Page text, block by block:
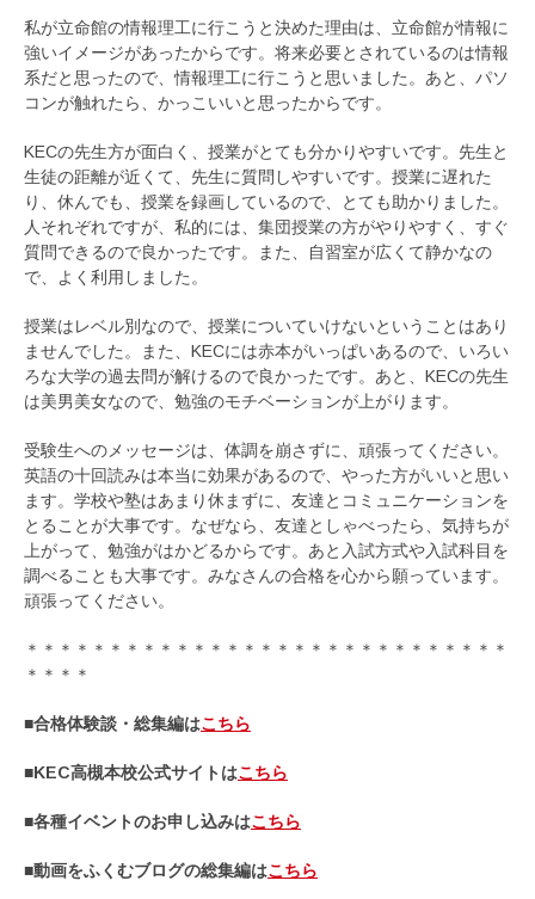
私が立命館の情報理工に行こうと決めた理由は、立命館が情報に
強いイメージがあったからです。将来必要とされているのは情報
系だと思ったので、情報理工に行こうと思いました。あと、パソ
コンが触れたら、かっこいいと思ったからです。
KECの先生方が面白く、授業がとても分かりやすいです。先生と
生徒の距離が近くて、先生に質問しやすいです。授業に遅れた
り、休んでも、授業を録画しているので、とても助かりました。
人それぞれですが、私的には、集団授業の方がやりやすく、すぐ
質問できるので良かったです。また、自習室が広くて静かなの
で、よく利用しました。
授業はレベル別なので、授業についていけないということはあり
ませんでした。また、KECには赤本がいっぱいあるので、いろい
ろな大学の過去問が解けるので良かったです。あと、KECの先生
は美男美女なので、勉強のモチベーションが上がります。
受験生へのメッセージは、体調を崩さずに、頑張ってください。
英語の十回読みは本当に効果があるので、やった方がいいと思い
ます。学校や塾はあまり休まずに、友達とコミュニケーションを
とることが大事です。なぜなら、友達としゃべったら、気持ちが
上がって、勉強がはかどるからです。あと入試方式や入試科目を
調べることも大事です。みなさんの合格を心から願っています。
頑張ってください。
＊＊＊＊＊＊＊＊＊＊＊＊＊＊＊＊＊＊＊＊＊＊＊＊＊＊＊＊＊
＊＊＊＊
■合格体験談・総集編はこちら
■KEC高槻本校公式サイトはこちら
■各種イベントのお申し込みはこちら
■動画をふくむブログの総集編はこちら